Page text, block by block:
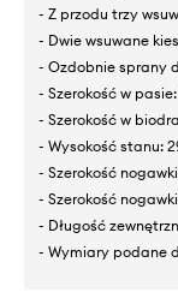
- Z przodu trzy
- Dwie wsuwane
- Ozdobnie sprany
- Szerokość w
- Szerokość w
- Wysokość stanu:
- Szerokość
- Szerokość
- Długość
- Wymiary podane